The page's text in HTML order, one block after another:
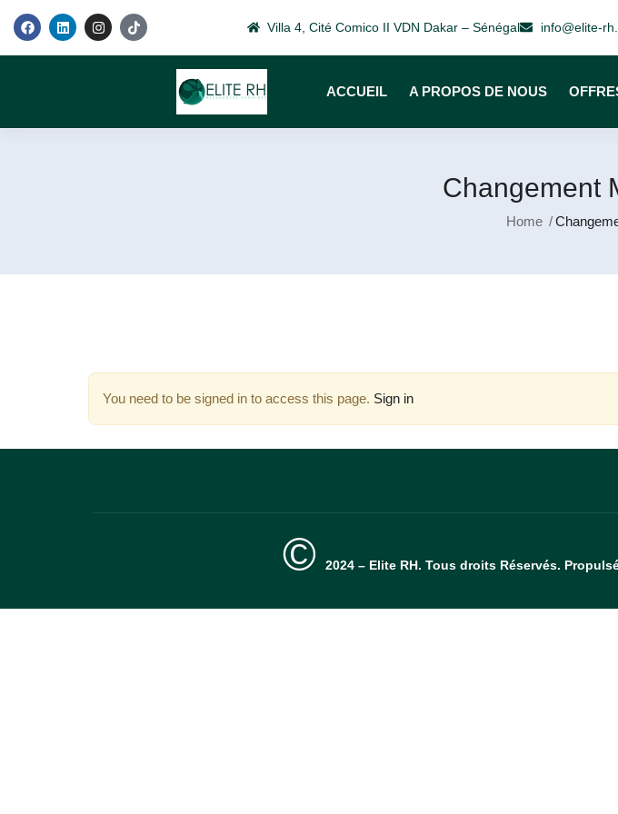
Villa 4, Cité Comico II VDN Dakar – Sénégal info@elite-
ACCUEIL A PROPOS DE NOUS
Changement
Home
You need to be signed in to access this page. Sign in
© 2024 – Elite RH. Tous droits Réservés.